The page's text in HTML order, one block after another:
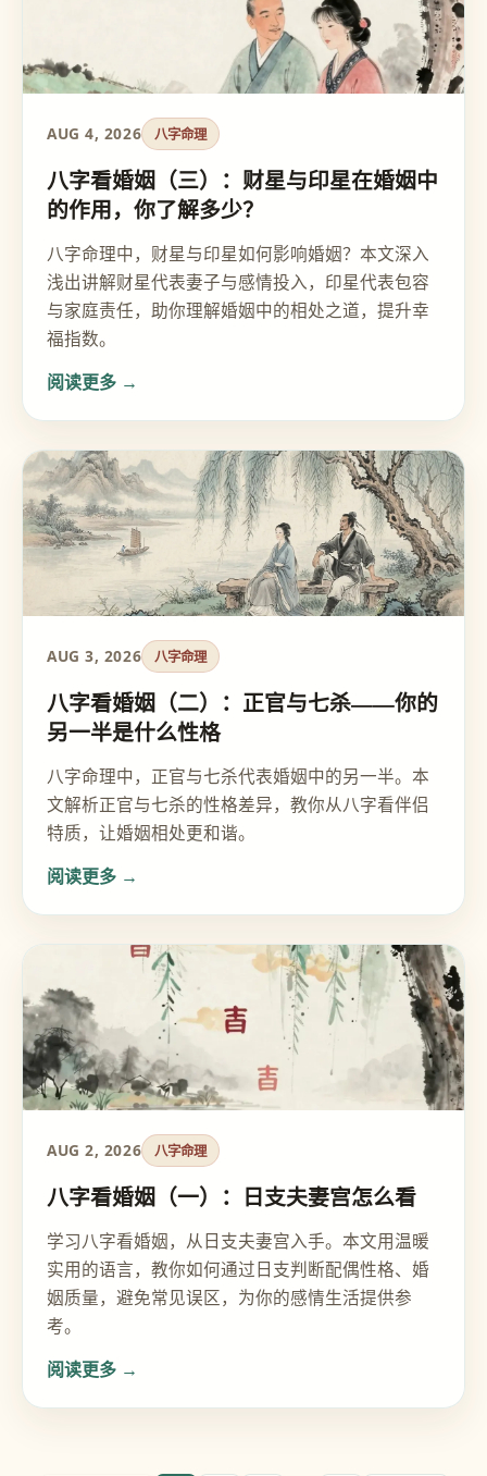
AUG 4, 2026 八字命理
八字看婚姻（三）：财星与印星在婚姻中
的作用，你了解多少？
八字命理中，财星与印星如何影响婚姻？本文深入
浅出讲解财星代表妻子与感情投入，印星代表包容
与家庭责任，助你理解婚姻中的相处之道，提升幸
福指数。
阅读更多 →
AUG 3, 2026 八字命理
八字看婚姻（二）：正官与七杀——你的
另一半是什么性格
八字命理中，正官与七杀代表婚姻中的另一半。本
文解析正官与七杀的性格差异，教你从八字看伴侣
特质，让婚姻相处更和谐。
阅读更多 →
AUG 2, 2026 八字命理
八字看婚姻（一）：日支夫妻宫怎么看
学习八字看婚姻，从日支夫妻宫入手。本文用温暖
实用的语言，教你如何通过日支判断配偶性格、婚
姻质量，避免常见误区，为你的感情生活提供参
考。
阅读更多 →